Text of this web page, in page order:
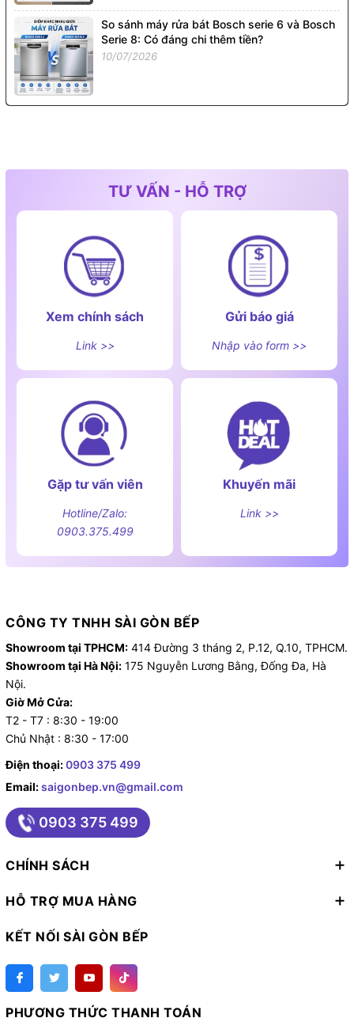
So sánh máy rửa bát Bosch serie 6 và Bosch
Serie 8: Có đáng chi thêm tiền?
10/07/2026
TƯ VẤN - HỖ TRỢ
Xem chính sách
Link >>
Gửi báo giá
Nhập vào form >>
Gặp tư vấn viên
Hotline/Zalo:
0903.375.499
Khuyến mãi
Link >>
CÔNG TY TNHH SÀI GÒN BẾP
Showroom tại TPHCM: 414 Đường 3 tháng 2, P.12, Q.10, TPHCM.
Showroom tại Hà Nội: 175 Nguyễn Lương Bằng, Đống Đa, Hà
Nội.
Giờ Mở Cửa:
T2 - T7 : 8:30 - 19:00
Chủ Nhật : 8:30 - 17:00
Điện thoại:0903 375 499
Email:saigonbep.vn@gmail.com
0903 375 499
CHÍNH SÁCH
HỖ TRỢ MUA HÀNG
KẾT NỐI SÀI GÒN BẾP
PHƯƠNG THỨC THANH TOÁN